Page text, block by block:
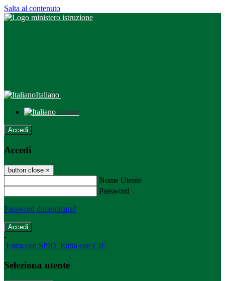
Salta al contenuto
Italiano
Italiano
Accedi
Accedi
button close ×
Nome Utente
Password
Password dimenticata?
-
Entra con SPID Entra con CIE
Seleziona utente